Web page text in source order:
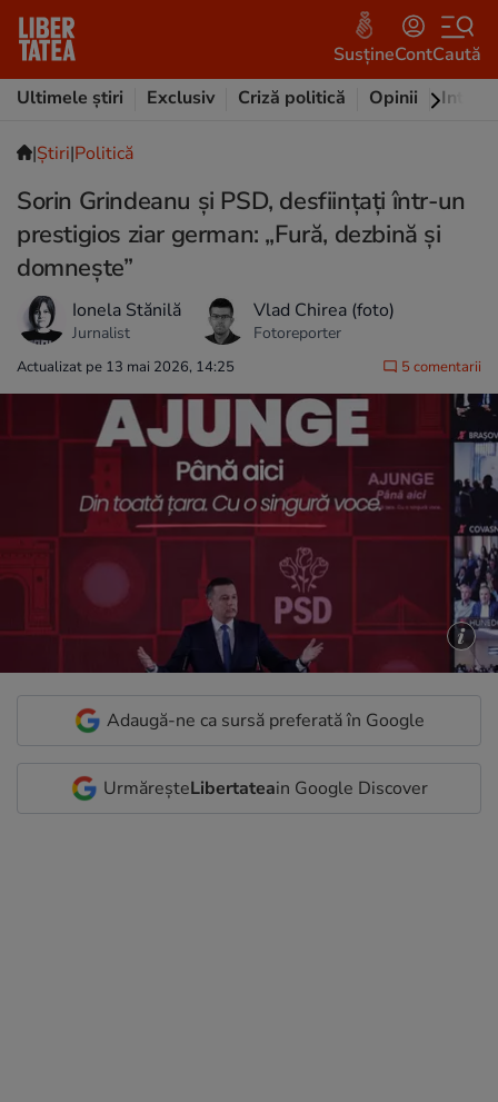
SusțineContCaută
Ultimele știri
Exclusiv Criză politică Opinii
|Ştiri|Politică
Sorin Grindeanu și PSD, desființați într-un
prestigios ziar german: „Fură, dezbină și
domnește”
Ionela Stănilă
Jurnalist
Vlad Chirea (foto)
Fotoreporter
Actualizat pe 13 mai 2026, 14:25 5 comentarii
Adaugă-ne ca sursă preferată în Google
UrmăreșteLibertateain Google Discover